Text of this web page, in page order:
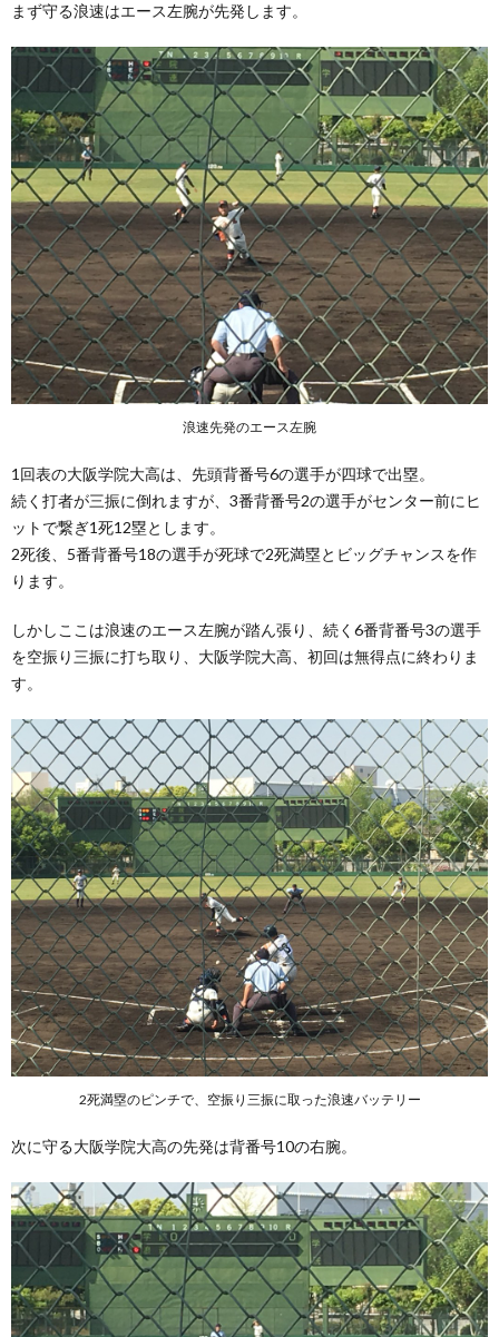
まず守る浪速はエース左腕が先発します。
浪速先発のエース左腕
1回表の大阪学院大高は、先頭背番号6の選手が四球で出塁。
続く打者が三振に倒れますが、3番背番号2の選手がセンター前にヒ
ットで繋ぎ1死12塁とします。
2死後、5番背番号18の選手が死球で2死満塁とビッグチャンスを作
ります。
しかしここは浪速のエース左腕が踏ん張り、続く6番背番号3の選手
を空振り三振に打ち取り、大阪学院大高、初回は無得点に終わりま
す。
2死満塁のピンチで、空振り三振に取った浪速バッテリー
次に守る大阪学院大高の先発は背番号10の右腕。